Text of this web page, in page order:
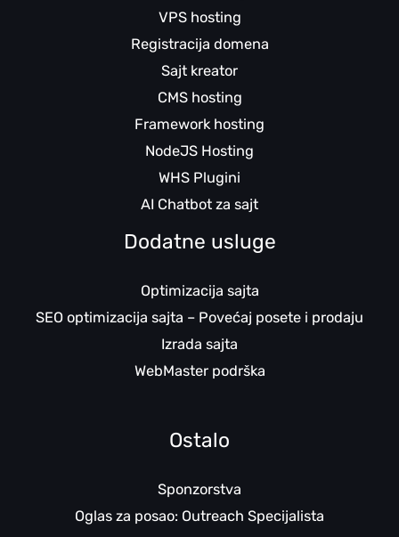
VPS hosting
Registracija domena
Sajt kreator
CMS hosting
Framework hosting
NodeJS Hosting
WHS Plugini
AI Chatbot za sajt
Dodatne usluge
Optimizacija sajta
SEO optimizacija sajta – Povećaj posete i prodaju
Izrada sajta
WebMaster podrška
Ostalo
Sponzorstva
Oglas za posao: Outreach Specijalista